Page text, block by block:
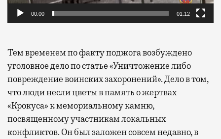
00:00 01:12
Тем временем по факту поджога возбуждено
уголовное дело по статье «Уничтожение либо
повреждение воинских захоронений». Дело в том,
что люди несли цветы в память о жертвах
«Крокуса» к мемориальному камню,
посвященному участникам локальных
конфликтов. Он был заложен совсем недавно, в